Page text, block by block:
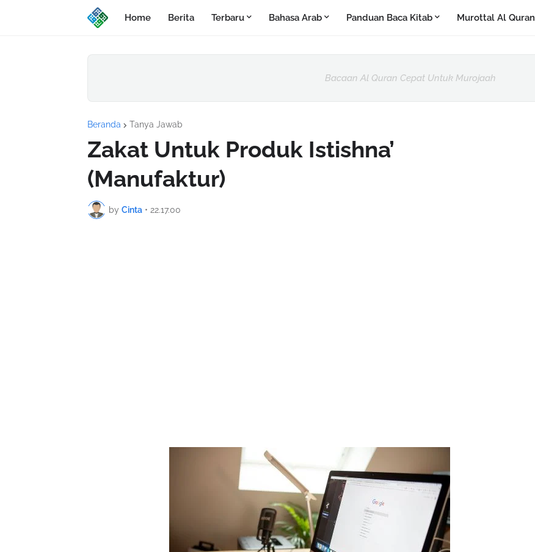
Home Berita Terbaru Bahasa Arab Panduan Baca Kitab Murottal Al Quran
Bacaan Al Quran Cepat Untuk Murojaah
Beranda Tanya Jawab
Zakat Untuk Produk Istishna’
(Manufaktur)
by Cinta • 22.17.00